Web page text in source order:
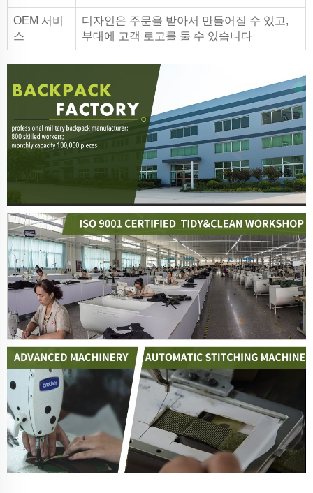
OEM 서비
스
디자인은 주문을 받아서 만들어질 수 있고,
부대에 고객 로고를 둘 수 있습니다